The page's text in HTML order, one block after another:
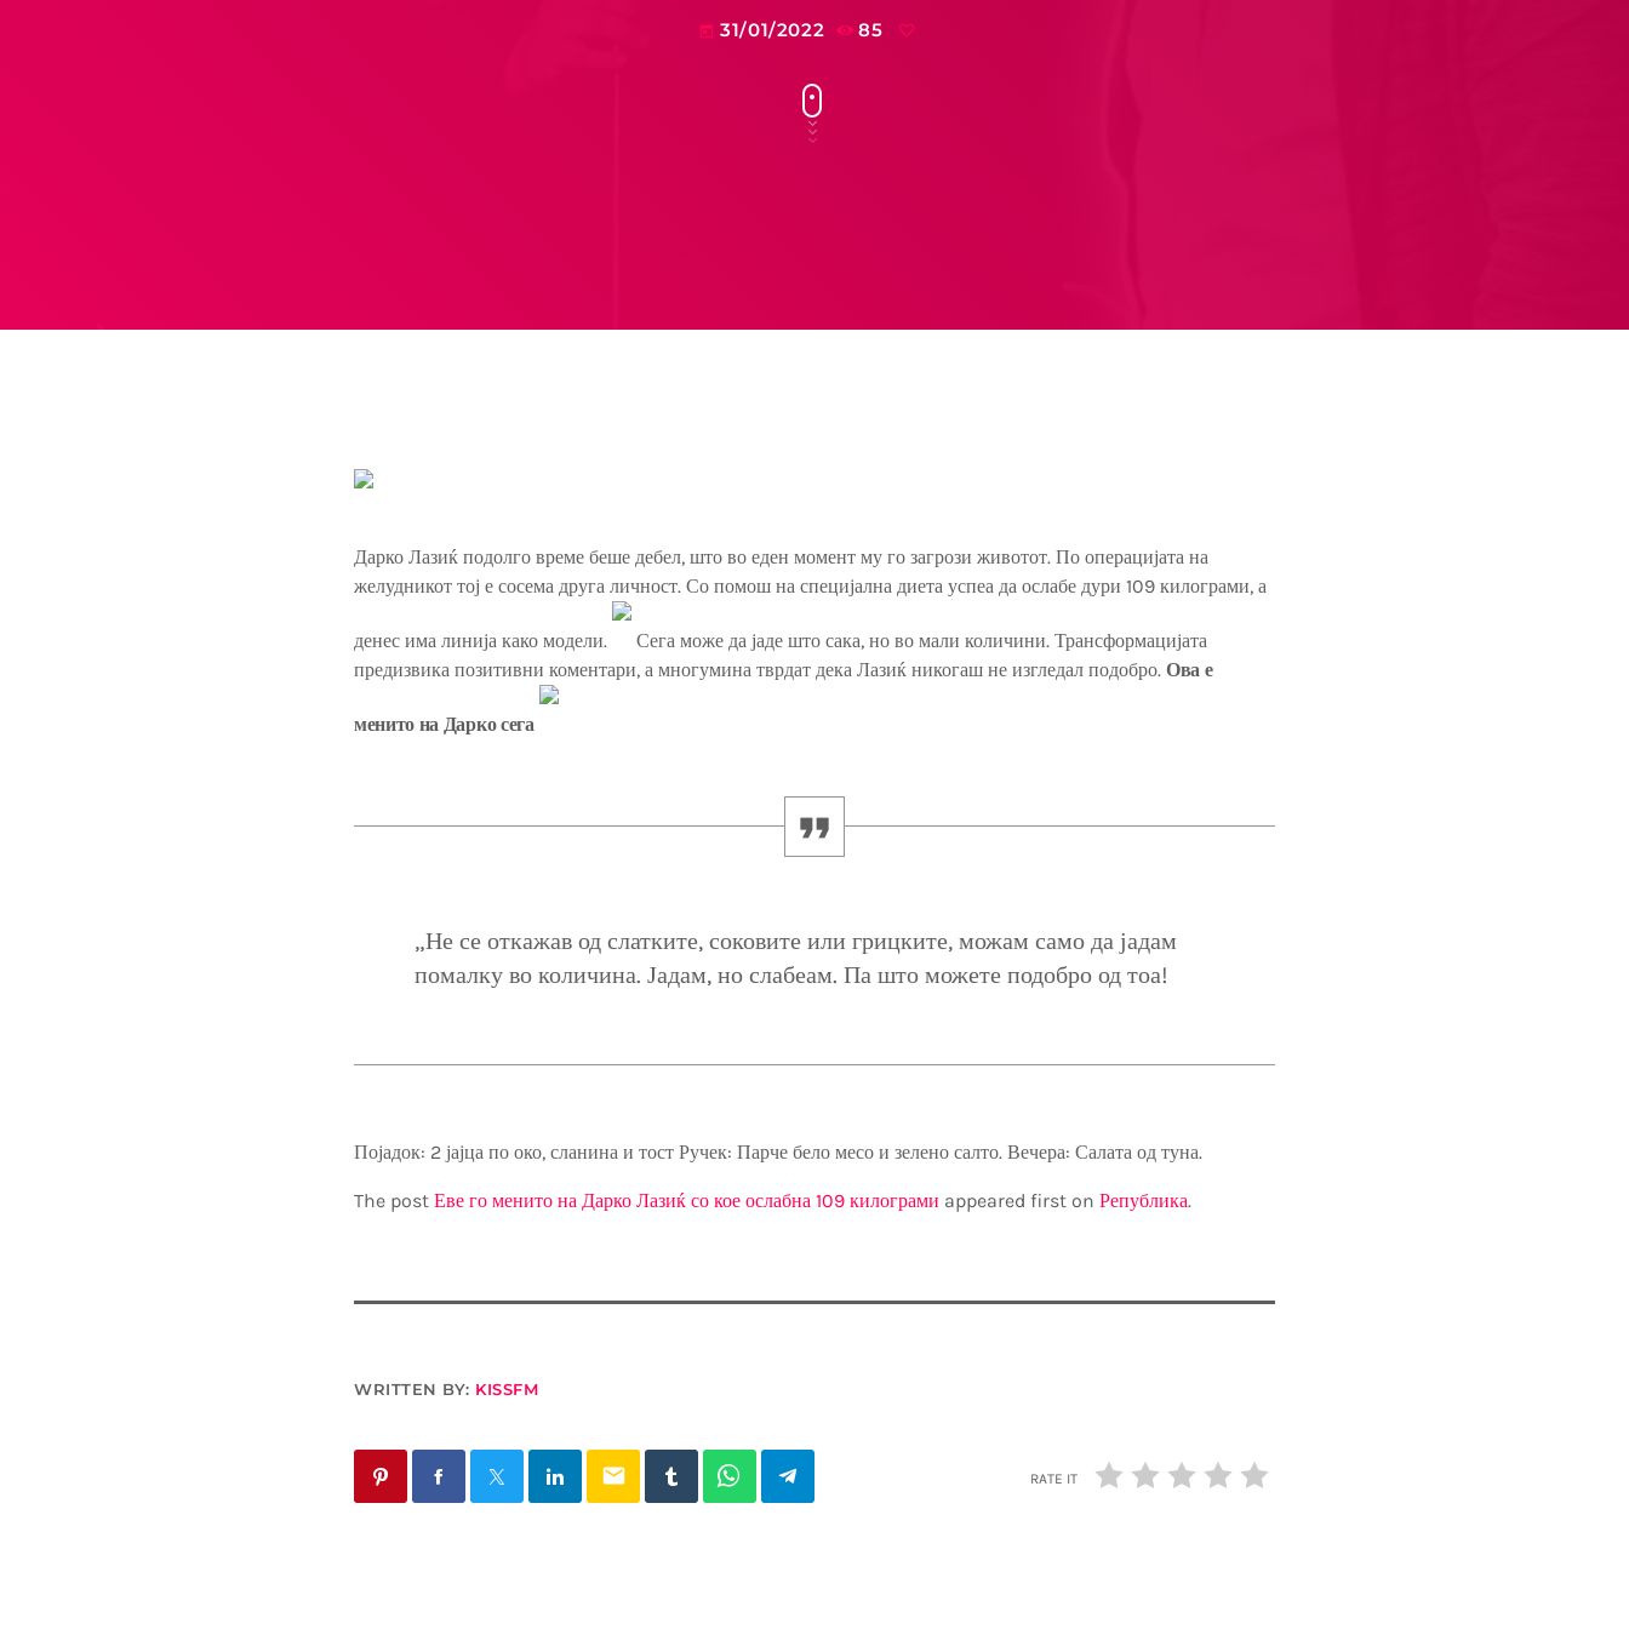
today 31/01/2022 85
Дарко Лазиќ подолго време беше дебел, што во еден момент му го загрози животот. По операцијата на
желудникот тој е сосема друга личност. Со помош на специјална диета успеа да ослабе дури 109 килограми, а
денес има линија како модели.
Сега може да јаде што сака, но во мали количини. Трансформацијата
предизвика позитивни коментари, а многумина тврдат дека Лазиќ никогаш не изгледал подобро. Ова е
менито на Дарко сега
„Не се откажав од слатките, соковите или грицките, можам само да јадам
помалку во количина. Јадам, но слабеам. Па што можете подобро од тоа!
Појадок: 2 јајца по око, сланина и тост Ручек: Парче бело месо и зелено салто. Вечера: Салата од туна.
The post Еве го менито на Дарко Лазиќ со кое ослабна 109 килограми appeared first on Република.
WRITTEN BY: KISSFM
email RATE IT